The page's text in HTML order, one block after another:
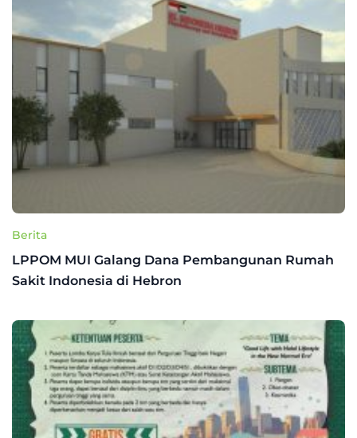
Berita
LPPOM MUI Galang Dana Pembangunan Rumah
Sakit Indonesia di Hebron